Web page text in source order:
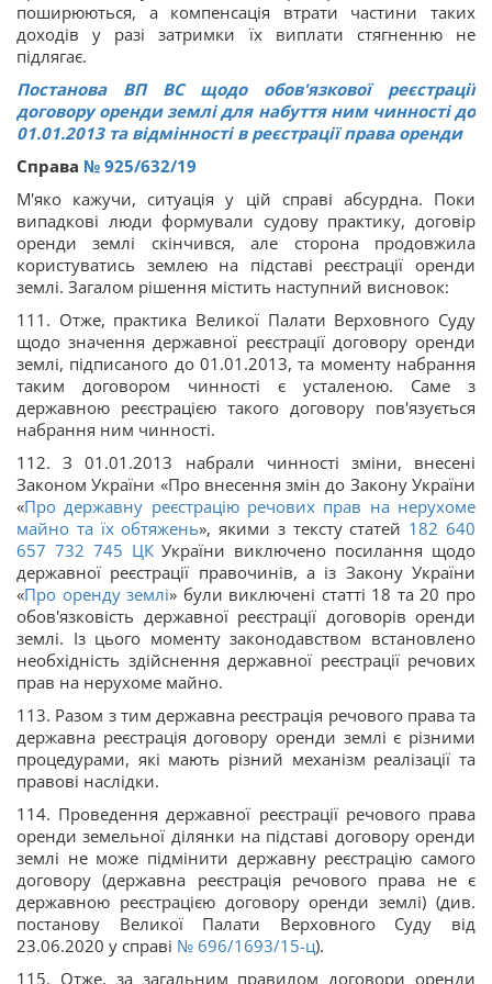
поширюються, а компенсація втрати частини таких
доходів у разі затримки їх виплати стягненню не
підлягає.
Постанова ВП ВС щодо обов'язкової реєстрації
договору оренди землі для набуття ним чинності до
01.01.2013 та відмінності в реєстрації права оренди
Справа № 925/632/19
М'яко кажучи, ситуація у цій справі абсурдна. Поки
випадкові люди формували судову практику, договір
оренди землі скінчився, але сторона продовжила
користуватись землею на підставі реєстрації оренди
землі. Загалом рішення містить наступний висновок:
111. Отже, практика Великої Палати Верховного Суду
щодо значення державної реєстрації договору оренди
землі, підписаного до 01.01.2013, та моменту набрання
таким договором чинності є усталеною. Саме з
державною реєстрацією такого договору пов'язується
набрання ним чинності.
112. З 01.01.2013 набрали чинності зміни, внесені
Законом України «Про внесення змін до Закону України
«Про державну реєстрацію речових прав на нерухоме
майно та їх обтяжень», якими з тексту статей 182 640
657 732 745 ЦКУкраїни виключено посилання щодо
державної реєстрації правочинів, а із Закону України
«Про оренду землі» були виключені статті 18 та 20 про
обов'язковість державної реєстрації договорів оренди
землі. Із цього моменту законодавством встановлено
необхідність здійснення державної реєстрації речових
прав на нерухоме майно.
113. Разом з тим державна реєстрація речового права та
державна реєстрація договору оренди землі є різними
процедурами, які мають різний механізм реалізації та
правові наслідки.
114. Проведення державної реєстрації речового права
оренди земельної ділянки на підставі договору оренди
землі не може підмінити державну реєстрацію самого
договору (державна реєстрація речового права не є
державною реєстрацією договору оренди землі) (див.
постанову Великої Палати Верховного Суду від
23.06.2020 у справі № 696/1693/15-ц).
115. Отже, за загальним правилом договори оренди